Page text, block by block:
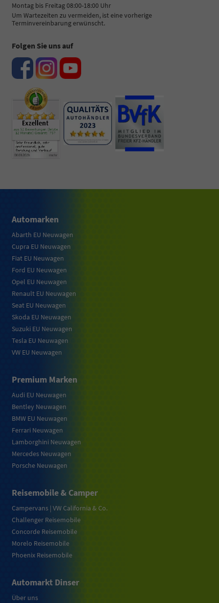
Montag bis Freitag 08:00-18:00 Uhr
Um Wartezeiten zu vermeiden, ist eine vorherige
Terminvereinbarung erwünscht.
Folgen Sie uns auf
Automarken
Abarth EU Neuwagen
Cupra EU Neuwagen
Fiat EU Neuwagen
Ford EU Neuwagen
Opel EU Neuwagen
Renault EU Neuwagen
Seat EU Neuwagen
Skoda EU Neuwagen
Suzuki EU Neuwagen
Tesla EU Neuwagen
VW EU Neuwagen
Premium Marken
Audi EU Neuwagen
Bentley Neuwagen
BMW EU Neuwagen
Ferrari Neuwagen
Lamborghini Neuwagen
Mercedes Neuwagen
Porsche Neuwagen
Reisemobile & Camper
Campervans | VW California & Co.
Challenger Reisemobile
Concorde Reisemobile
Morelo Reisemobile
Phoenix Reisemobile
Automarkt Dinser
Über uns